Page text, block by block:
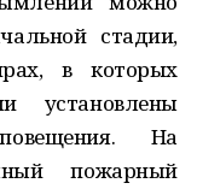
стадии,
в которых
установлены
На
пожарный